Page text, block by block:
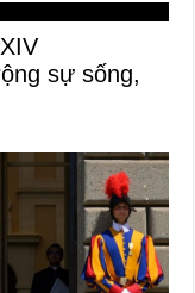
sự sống,